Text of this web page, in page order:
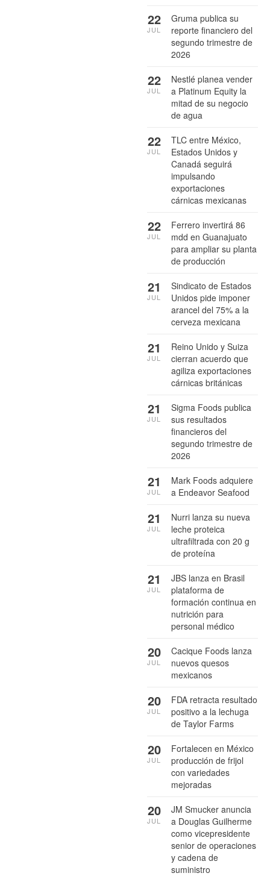
Gruma publica su
reporte financiero del
segundo trimestre de
2026
22
JUL
Nestlé planea vender
a Platinum Equity la
mitad de su negocio
de agua
22
JUL
TLC entre México,
Estados Unidos y
Canadá seguirá
impulsando
exportaciones
cárnicas mexicanas
22
JUL
Ferrero invertirá 86
mdd en Guanajuato
para ampliar su planta
de producción
22
JUL
Sindicato de Estados
Unidos pide imponer
arancel del 75% a la
cerveza mexicana
21
JUL
Reino Unido y Suiza
cierran acuerdo que
agiliza exportaciones
cárnicas británicas
21
JUL
Sigma Foods publica
sus resultados
financieros del
segundo trimestre de
2026
21
JUL
Mark Foods adquiere
a Endeavor Seafood
21
JUL
Nurri lanza su nueva
leche proteica
ultrafiltrada con 20 g
de proteína
21
JUL
JBS lanza en Brasil
plataforma de
formación continua en
nutrición para
personal médico
21
JUL
Cacique Foods lanza
nuevos quesos
mexicanos
20
JUL
FDA retracta resultado
positivo a la lechuga
de Taylor Farms
20
JUL
Fortalecen en México
producción de frijol
con variedades
mejoradas
20
JUL
JM Smucker anuncia
a Douglas Guilherme
como vicepresidente
senior de operaciones
y cadena de
suministro
20
JUL